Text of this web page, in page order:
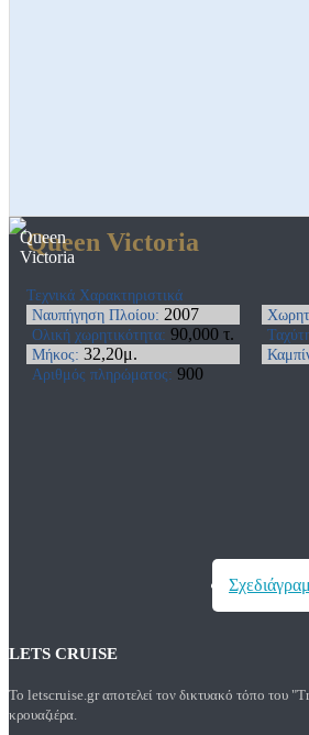
Queen
Victoria
Queen Victoria
Τεχνικά Χαρακτηριστικά
Ναυπήγηση Πλοίου: 2007
Ολική χωρητικότητα: 90,000 τ.
Μήκος: 32,20μ.
Αριθμός πληρώματος: 900
LETS CRUISE
Το letscruise.gr αποτελεί τον δικτυακό τόπο του
κρουαζιέρα.